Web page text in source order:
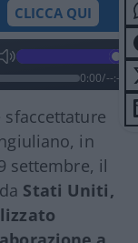
CLICCA QUI
0:00/--:--
in
settembre, il
Stati Uniti,